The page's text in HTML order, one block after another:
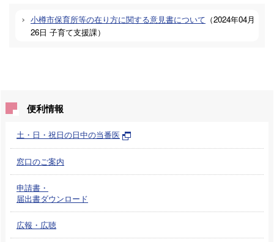
小樽市保育所等の在り方に関する意見書について （2024年04月
26日 子育て支援課）
便利情報
土・日・祝日の日中の当番医
窓口のご案内
申請書・
届出書ダウンロード
広報・広聴